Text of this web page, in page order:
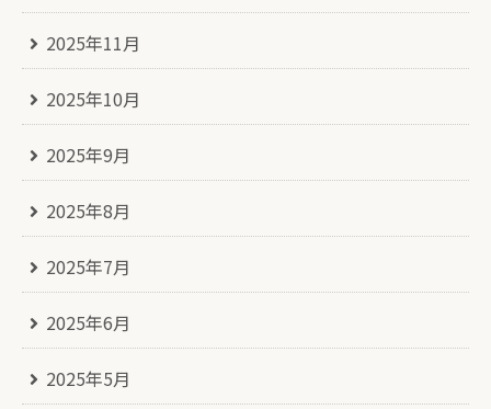
2025年11月
2025年10月
2025年9月
2025年8月
2025年7月
2025年6月
2025年5月